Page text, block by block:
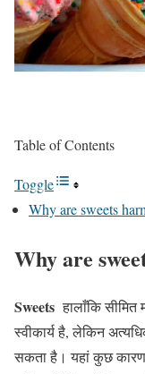
Table of Contents
Toggle
Why are sweets
Why are
Sweets हालाँकि
स्वीकार्य है, लेकिन
सकता है। यहां कुछ कारण